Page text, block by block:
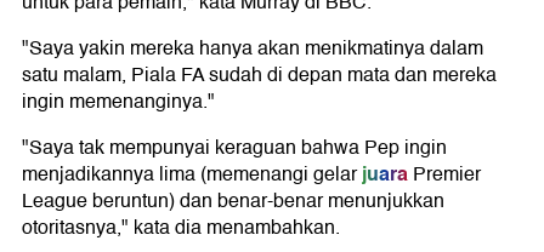
"Saya yakin mereka hanya akan menikmatinya dalam
satu malam, Piala FA sudah di depan mata dan mereka
ingin memenanginya."
"Saya tak mempunyai keraguan bahwa Pep ingin
menjadikannya lima (memenangi gelarjuaraPremier
League beruntun) dan benar-benar menunjukkan
otoritasnya," kata dia menambahkan.